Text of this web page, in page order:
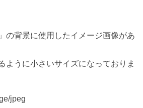
の背景に使用したイメージ画像があ
ように小さいサイズになっておりま
jpeg